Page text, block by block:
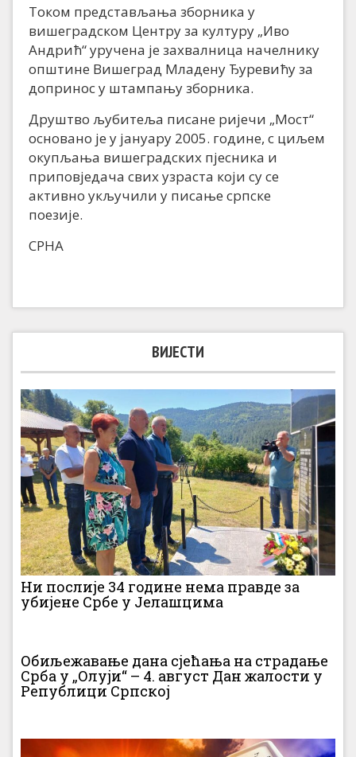
Током представљања зборника у
вишеградском Центру за културу „Иво
Андрић“ уручена је захвалница начелнику
општине Вишеград Младену Ђуревићу за
допринос у штампању зборника.
Друштво љубитеља писане ријечи „Мост“
основано је у јануару 2005. године, с циљем
окупљања вишеградских пјесника и
приповједача свих узраста који су се
активно укључили у писање српске
поезије.
СРНА
ВИЈЕСТИ
Ни послије 34 године нема правде за
убијене Србе у Јелашцима
Обиљежавање дана сјећања на страдање
Срба у „Олуји“ – 4. август Дан жалости у
Републици Српској